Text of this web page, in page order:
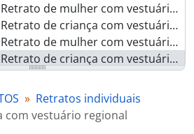
de mulher com vestuário regional
de criança com vestuário regional
de mulher com vestuário de fantasia
de criança com vestuário regional
e gado suíno
de padre
Retrato de padre
Retrato de padre
Retratos individuais
com vestuário regional